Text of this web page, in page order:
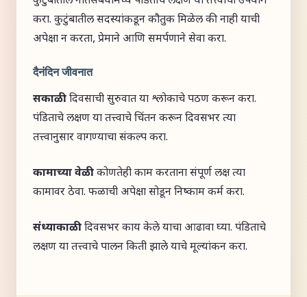
करा. कुटुंबातील सदस्यांकडून कौतुक मिळेल की नाही याची
अपेक्षा न करता, प्रेमाने आणि समर्पणाने सेवा करा.
दैनंदिन जीवनात
सकाळी:दिवसाची सुरुवात या श्लोकाचे पठण करून करा.
पंडिताचे लक्षण या तत्त्वाचे चिंतन करून दिवसभर त्या
तत्त्वानुसार वागण्याचा संकल्प करा.
कामाच्या वेळी:कोणतेही काम करताना संपूर्ण लक्ष त्या
कामावर ठेवा. फळाची अपेक्षा सोडून निष्काम कर्म करा.
संध्याकाळी:दिवसभर काय केले याचा आढावा घ्या. पंडिताचे
लक्षण या तत्त्वाचे पालन किती झाले याचे मूल्यांकन करा.